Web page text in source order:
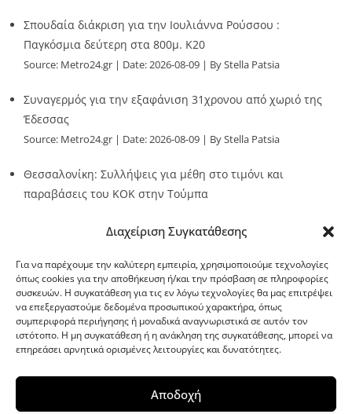
Διαχείριση Συγκατάθεσης
Για να παρέχουμε την καλύτερη εμπειρία, χρησιμοποιούμε τεχνολογίες
όπως cookies για την αποθήκευση ή/και την πρόσβαση σε πληροφορίες
συσκευών. Η συγκατάθεση για τις εν λόγω τεχνολογίες θα μας επιτρέψει
να επεξεργαστούμε δεδομένα προσωπικού χαρακτήρα, όπως
συμπεριφορά περιήγησης ή μοναδικά αναγνωριστικά σε αυτόν τον
ιστότοπο. Η μη συγκατάθεση ή η ανάκληση της συγκατάθεσης, μπορεί να
επηρεάσει αρνητικά ορισμένες λειτουργίες και δυνατότητες.
Αποδοχή
Σπουδαία διάκριση για την Ιουλιάννα Ρούσσου :
Παγκόσμια δεύτερη στα 800μ. Κ20
Source: Metro24.gr Date: 2026-08-09 By Stella Patsia
Συναγερμός για την εξαφάνιση 31χρονου από χωριό της
Έδεσσας
Source: Metro24.gr Date: 2026-08-09 By Stella Patsia
Θεσσαλονίκη: Συλλήψεις για μέθη στο τιμόνι και
παραβάσεις του ΚΟΚ στην Τούμπα
G-point.gr